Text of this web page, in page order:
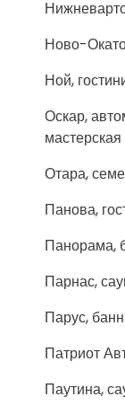
Ново-
Ной,
Оскар,
мастерская
Отара,
Панова,
Панорама,
Парнас,
Парус,
Патриот
Паутина,